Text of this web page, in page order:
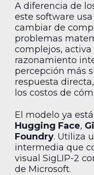
A diferencia de
este software
cambiar de
problemas
complejos,
razonamiento
percepción más
respuesta
los costos de
El modelo ya
Hugging Face,
Foundry. Utiliza
intermedia que
visual SigLIP-2
de Microsoft.